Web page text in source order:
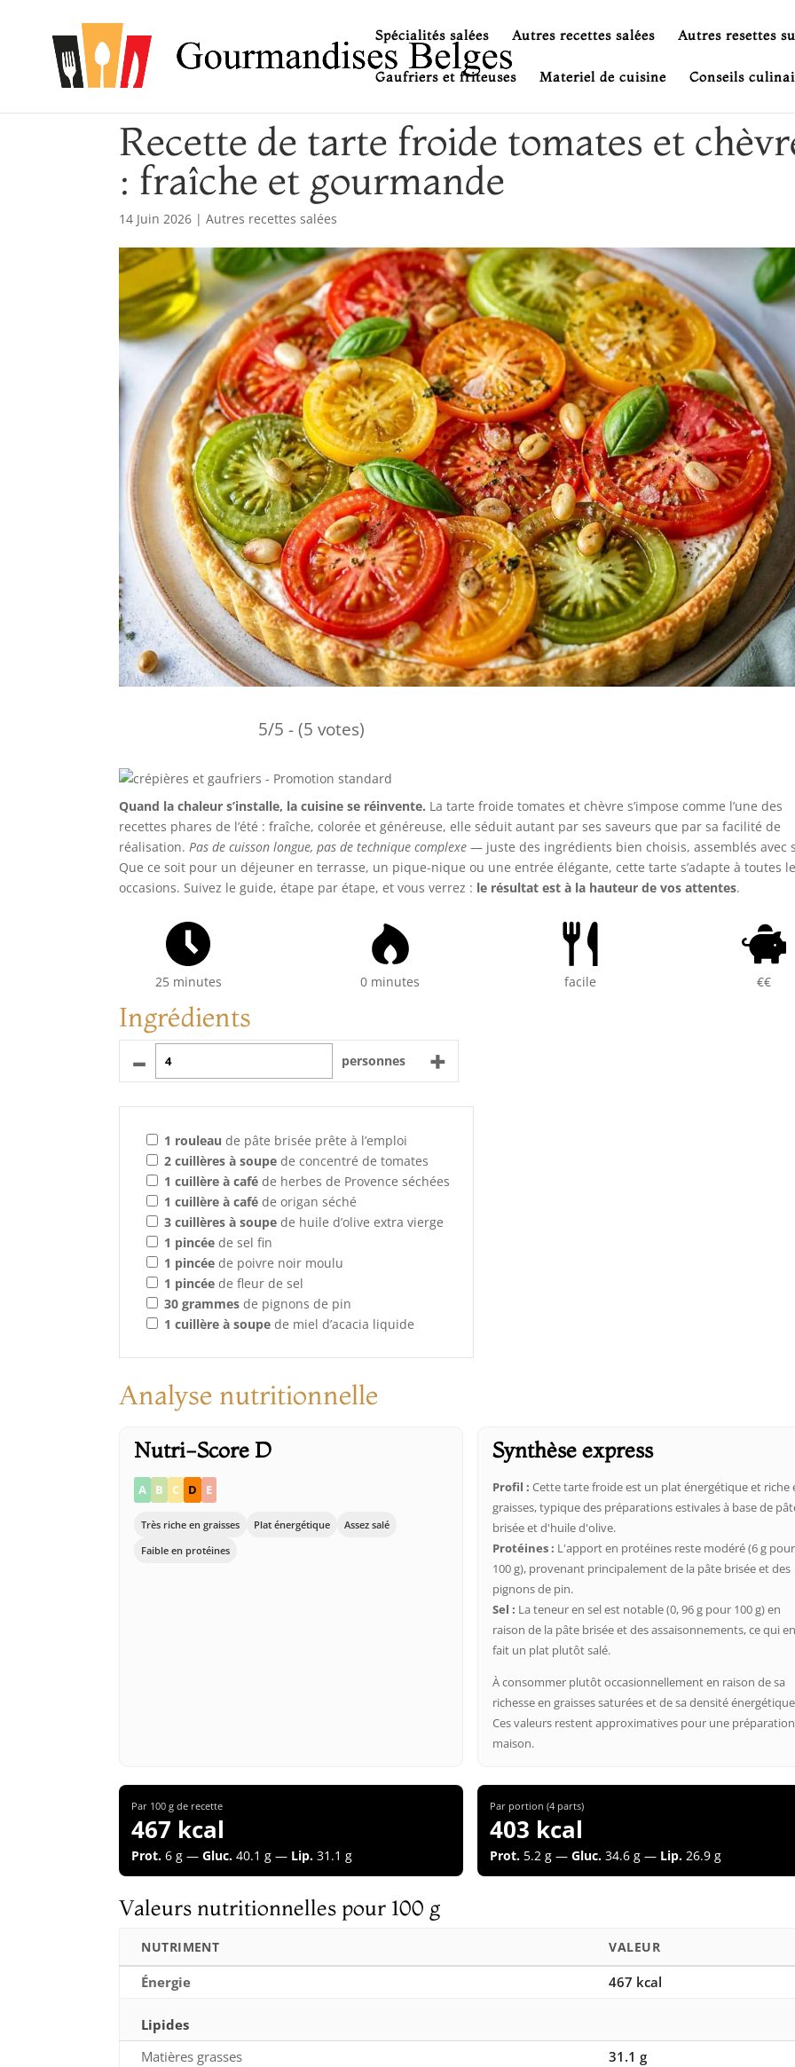
Spécialités salées Autres recettes salées Autres resettes
Gaufriers et friteuses Materiel de cuisine Conseils
Recette de tarte froide tomates et
: fraîche et gourmande
14 Juin 2026 |Autres recettes salées
5/5 - (5 votes)
Quand la chaleur s’installe, la cuisine se réinvente. La tarte froide tomates et chèvre s’impose comme l’une des
recettes phares de l’été : fraîche, colorée et généreuse, elle séduit autant par ses saveurs que par sa facilité de
réalisation. Pas de cuisson longue, pas de technique complexe — juste des ingrédients bien choisis, assemblés avec
Que ce soit pour un déjeuner en terrasse, un pique-nique ou une entrée élégante, cette tarte s’adapte à toutes
occasions. Suivez le guide, étape par étape, et vous verrez : le résultat est à la hauteur de vos attentes.
25 minutes 0 minutes facile €€
Ingrédients
– personnes +
1 rouleau de pâte brisée prête à l’emploi
2 cuillères à soupe de concentré de tomates
1 cuillère à café de herbes de Provence séchées
1 cuillère à café de origan séché
3 cuillères à soupe de huile d’olive extra vierge
1 pincée de sel fin
1 pincée de poivre noir moulu
1 pincée de fleur de sel
30 grammes de pignons de pin
1 cuillère à soupe de miel d’acacia liquide
Analyse nutritionnelle
Nutri-Score D
A B C D E
Très riche en graisses Plat énergétique
Assez salé
Faible en protéines
Synthèse express
Profil : Cette tarte froide est un plat énergétique et riche
graisses, typique des préparations estivales à base de
brisée et d'huile d'olive.
Protéines : L'apport en protéines reste modéré (6 g pour
100 g), provenant principalement de la pâte brisée et des
pignons de pin.
Sel : La teneur en sel est notable (0, 96 g pour 100 g) en
raison de la pâte brisée et des assaisonnements, ce qui en
fait un plat plutôt salé.
À consommer plutôt occasionnellement en raison de sa
richesse en graisses saturées et de sa densité
Ces valeurs restent approximatives pour une préparation
maison.
Par 100 g de recette
467 kcal
Prot. 6 g —Gluc. 40.1 g — Lip. 31.1 g
Par portion (4 parts)
403 kcal
Prot. 5.2 g —Gluc. 34.6 g — Lip. 26.9 g
Valeurs nutritionnelles pour 100 g
NUTRIMENT VALEUR
Énergie 467 kcal
Lipides
Matières grasses
31.1 g